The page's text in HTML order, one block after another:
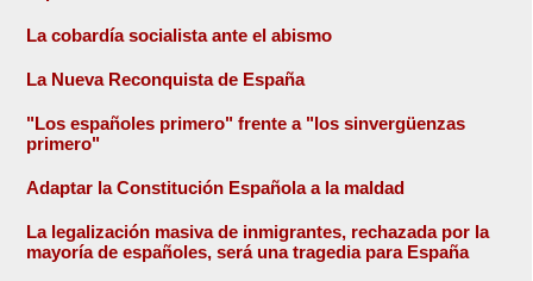
La cobardía socialista ante el abismo
La Nueva Reconquista de España
"Los españoles primero" frente a "los sinvergüenzas
primero"
Adaptar la Constitución Española a la maldad
La legalización masiva de inmigrantes, rechazada por la
mayoría de españoles, será una tragedia para España